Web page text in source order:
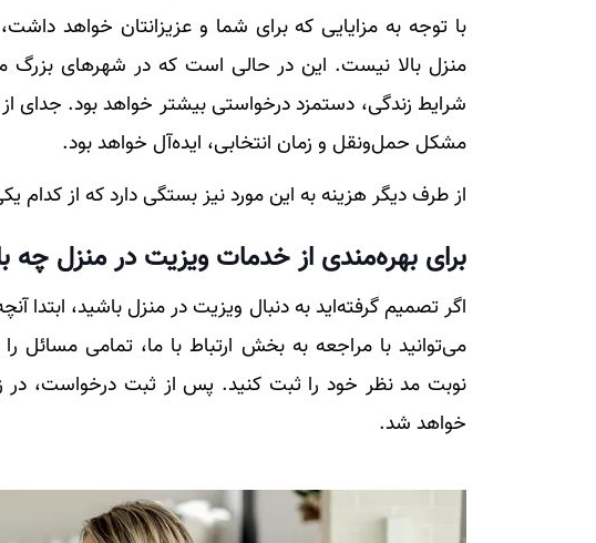
با توجه به مزایایی که برای شما و عزیزانتان خواهد
منزل بالا نیست. این در حالی است که در شهر‌های بزرگ
شرایط زندگی، دستمزد درخواستی بیشتر خواهد بود. جدای
مشکل حمل‌ونقل و زمان انتخابی‌، ایده‌آل خواهد بود.
از طرف دیگر هزینه به این مورد نیز بستگی دارد که از کدام
برای بهره‌مندی از خدمات ویزیت در منزل چه
اگر تصمیم گرفته‌اید به دنبال ویزیت در منزل باشید، ابتدا
می‌توانید با مراجعه به بخش ارتباط با ما، تمامی مسائل
نوبت مد نظر خود را ثبت کنید. پس از ثبت درخواست، در
خواهد شد.